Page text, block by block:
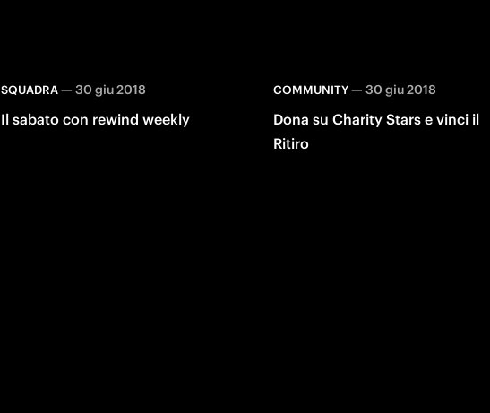
SQUADRA — 30 giu 2018
Il sabato con rewind weekly
COMMUNITY— 30 giu 2018
Dona su Charity Stars e vinci il
Ritiro